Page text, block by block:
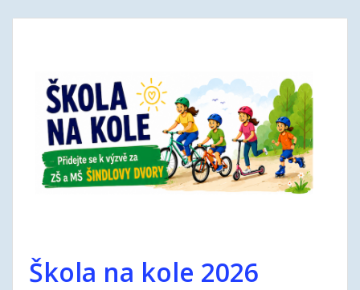
Škola na kole 2026